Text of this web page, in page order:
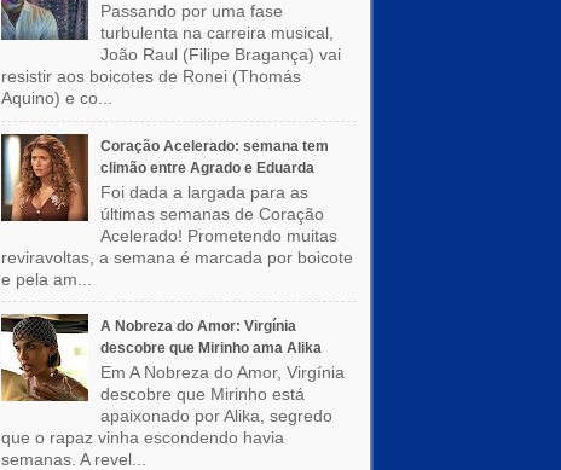
Passando por uma fase
turbulenta na carreira musical,
João Raul (Filipe Bragança) vai
resistir aos boicotes de Ronei (Thomás
Aquino) e co...
Coração Acelerado: semana tem
climão entre Agrado e Eduarda
Foi dada a largada para as
últimas semanas de Coração
Acelerado! Prometendo muitas
reviravoltas, a semana é marcada por boicote
e pela am...
A Nobreza do Amor: Virgínia
descobre que Mirinho ama Alika
Em A Nobreza do Amor, Virgínia
descobre que Mirinho está
apaixonado por Alika, segredo
que o rapaz vinha escondendo havia
semanas. A revel...